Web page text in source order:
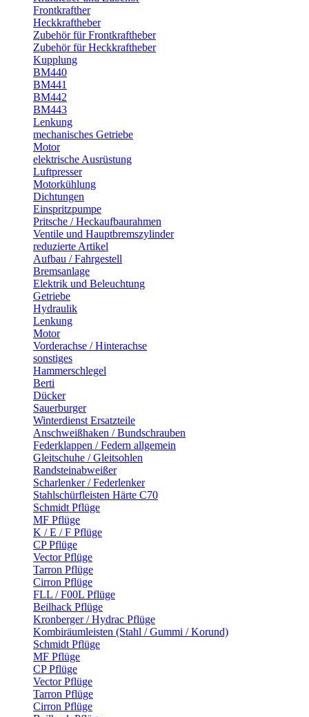
Frontkrafther
Heckkraftheber
Zubehör für Frontkraftheber
Zubehör für Heckkraftheber
Kupplung
BM440
BM441
BM442
BM443
Lenkung
mechanisches Getriebe
Motor
elektrische Ausrüstung
Luftpresser
Motorkühlung
Dichtungen
Einspritzpumpe
Pritsche / Heckaufbaurahmen
Ventile und Hauptbremszylinder
reduzierte Artikel
Aufbau / Fahrgestell
Bremsanlage
Elektrik und Beleuchtung
Getriebe
Hydraulik
Lenkung
Motor
Vorderachse / Hinterachse
sonstiges
Hammerschlegel
Berti
Dücker
Sauerburger
Winterdienst Ersatzteile
Anschweißhaken / Bundschrauben
Federklappen / Federn allgemein
Gleitschuhe / Gleitsohlen
Randsteinabweißer
Scharlenker / Federlenker
Stahlschürfleisten Härte C70
Schmidt Pflüge
MF Pflüge
K / E / F Pflüge
CP Pflüge
Vector Pflüge
Tarron Pflüge
Cirron Pflüge
FLL / F00L Pflüge
Beilhack Pflüge
Kronberger / Hydrac Pflüge
Kombiräumleisten (Stahl / Gummi / Korund)
Schmidt Pflüge
MF Pflüge
CP Pflüge
Vector Pflüge
Tarron Pflüge
Cirron Pflüge